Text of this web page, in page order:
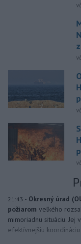
21:43 - Okresný úrad
požiarom veľkého
mimoriadnu situáciu.
efektívnejšiu